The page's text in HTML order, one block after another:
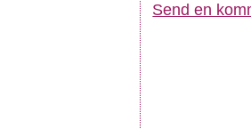
Send en